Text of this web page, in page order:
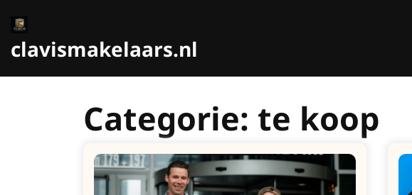
naar
inhoud
clavismakelaars.nl
Categorie: te koop